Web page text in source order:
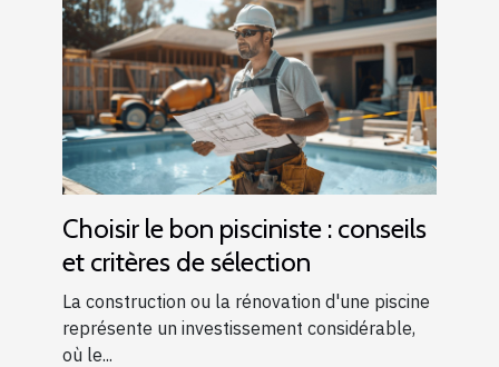
Choisir le bon pisciniste : conseils
et critères de sélection
La construction ou la rénovation d'une piscine
représente un investissement considérable,
où le...